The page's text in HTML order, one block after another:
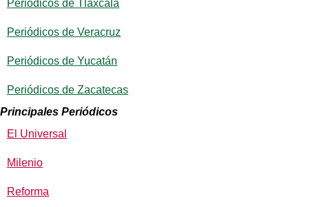
Periódicos de Tlaxcala
Periódicos de Veracruz
Periódicos de Yucatán
Periódicos de Zacatecas
Principales Periódicos
El Universal
Milenio
Reforma